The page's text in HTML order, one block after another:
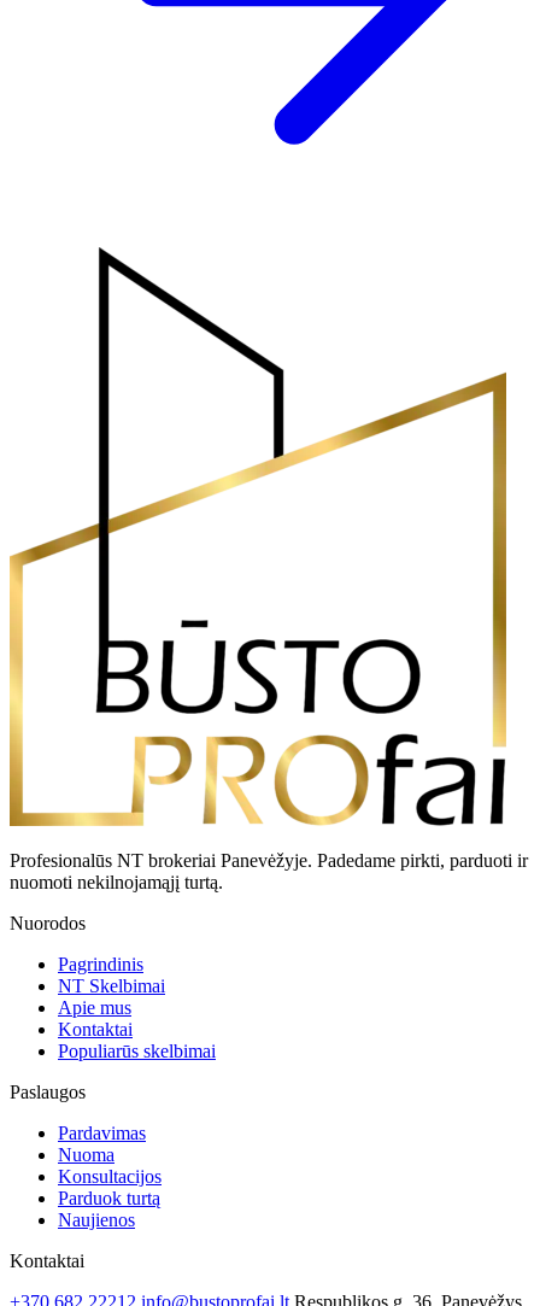
Profesionalūs NT brokeriai Panevėžyje. Padedame pirkti, parduoti ir
nuomoti nekilnojamąjį turtą.
Nuorodos
Pagrindinis
NT Skelbimai
Apie mus
Kontaktai
Populiarūs skelbimai
Paslaugos
Pardavimas
Nuoma
Konsultacijos
Parduok turtą
Naujienos
Kontaktai
+370 682 22212 info@bustoprofai.lt Respublikos g. 36, Panevėžys